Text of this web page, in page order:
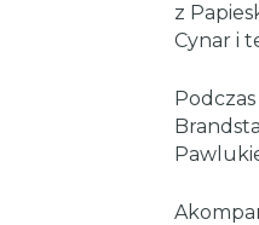
z
Cynar i